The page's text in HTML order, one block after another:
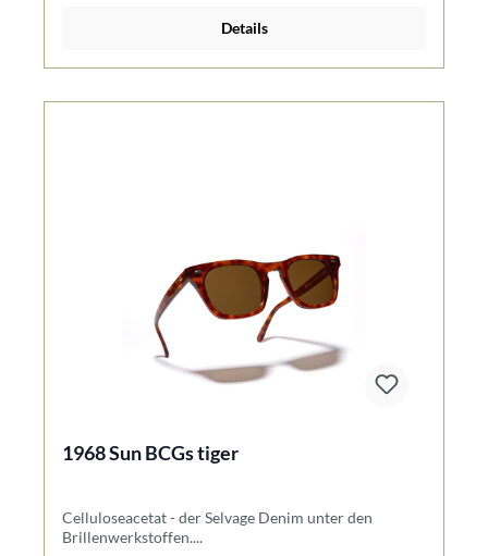
Details
1968 Sun BCGs tiger
Celluloseacetat - der Selvage Denim unter den
Brillenwerkstoffen....